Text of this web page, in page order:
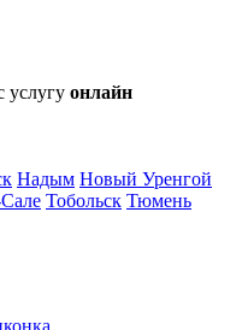
услугу онлайн
Надым Новый Уренгой
Тобольск Тюмень